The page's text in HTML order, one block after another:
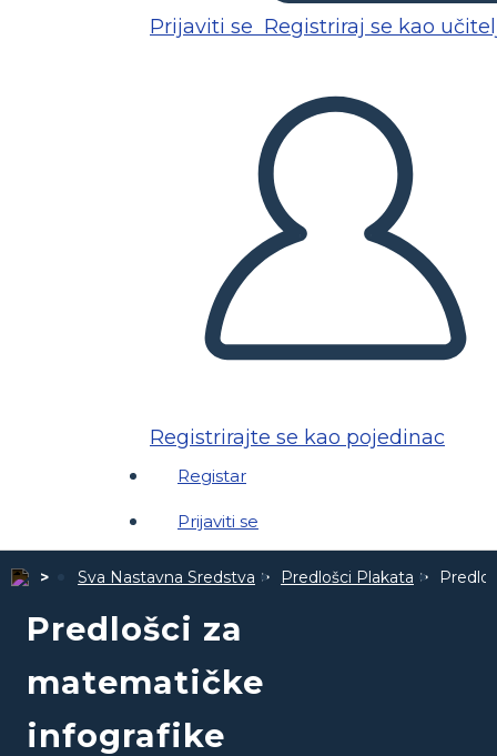
Prijaviti se Registriraj se kao
Registrirajte se kao pojedinac
Registar
Prijaviti se
Sva Nastavna Sredstva Predlošci Plakata
Predlošci za
matematičke
infografike